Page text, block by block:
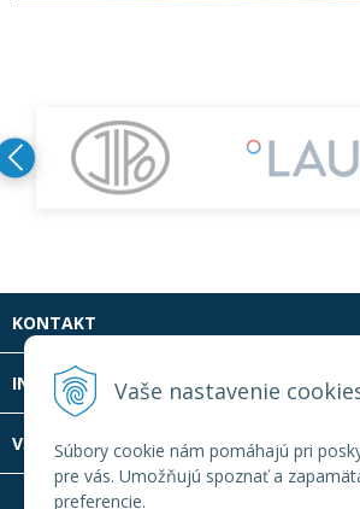
Vaše nastavenie
Súbory cookie nám pomáhajú pri
pre vás. Umožňujú spoznať a
preferencie.
KONTAKT
INFOLINKA
VŠETKO O NÁKUPE